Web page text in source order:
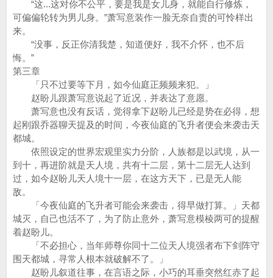
“这...这对你不公平，要是我是女儿身，就能自行修炼，
可偏偏轮转为男儿身。”萧写意装作一脸无奈自责的可怜样出
来。
“没事，反正你清我楚，知道便好，我不介怀，也不后
悔。”
第三章
「只不过要等下月，如今仙庭正频频来犯。」
赵盼儿跟萧写意说起了近况，并表达了意愿。
萧写意也没有反话，觉得拿下赵盼儿已经是势在必得，想
起刚跟乔器聊天提及的时间，今夜仙庭的飞升者便会来袭击天
都城。
依照设定的世界宏观里实力分阶，人族都是以武境，从一
到十，再进阶就是天人境，共有十二层，第十二层无人达到
过，如今赵盼儿天人境十一层，在这方天下，已是无人能
敌。
「今夜仙庭的飞升者可能会来袭击，得早做打算。」天都
城灭，自己也活不了，为了防止意外，萧写意模棱两可的提醒
着赵盼儿。
「不必担心，当年师尊你同十二位天人境强者布下剑阵守
围天都城，寻常人根本就破解不了。」
赵盼儿叙道往事，在言语之际，小巧的耳垂突然红赤了起